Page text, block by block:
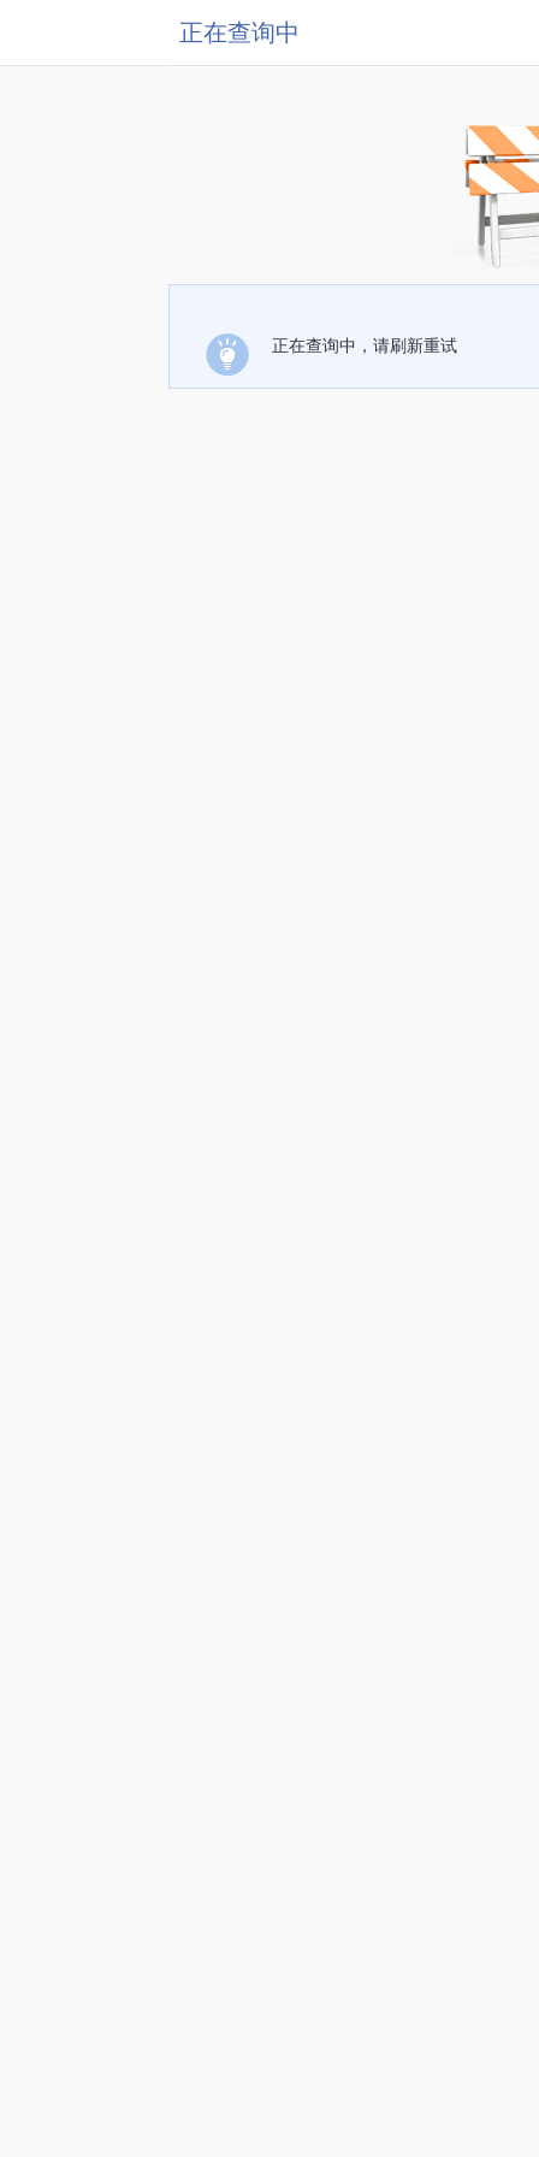
正在查询中
正在查询中，请刷新重试